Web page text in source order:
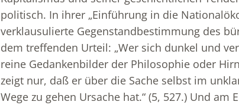
politisch. In ihrer „Einführung in die
verklausulierte Gegenstandbestimmung des
dem treffenden Urteil: „Wer sich dunkel und
reine Gedankenbilder der Philosophie oder
zeigt nur, daß er über die Sache selbst im
Wege zu gehen Ursache hat.“ (5, 527.) Und am